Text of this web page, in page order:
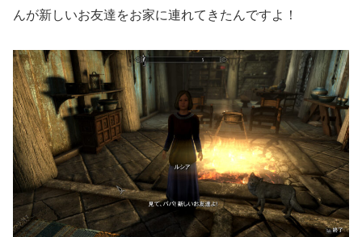
んが新しいお友達をお家に連れてきたんですよ！